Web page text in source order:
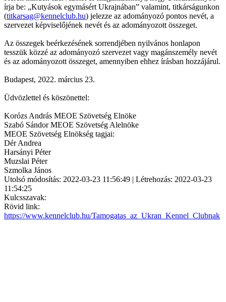
írja be: „Kutyások egymásért Ukrajnában” valamint, titkárságunkon
(titkarsag@kennelclub.hu) jelezze az adományozó pontos nevét, a
szervezet képviselőjének nevét és az adományozott összeget.
Az összegek beérkezésének sorrendjében nyilvános honlapon
tesszük közzé az adományozó szervezet vagy magánszemély nevét
és az adományozott összeget, amennyiben ehhez írásban hozzájárul.
Budapest, 2022. március 23.
Üdvözlettel és köszönettel:
Korózs András MEOE Szövetség Elnöke
Szabó Sándor MEOE Szövetség Alelnöke
MEOE Szövetség Elnökség tagjai:
Dér Andrea
Harsányi Péter
Muzslai Péter
Szmolka János
Utolsó módosítás: 2022-03-23 11:56:49 | Létrehozás: 2022-03-23
11:54:25
Kulcsszavak:
Rövid link:
https://www.kennelclub.hu/Tamogatas_az_Ukran_Kennel_Clubnak